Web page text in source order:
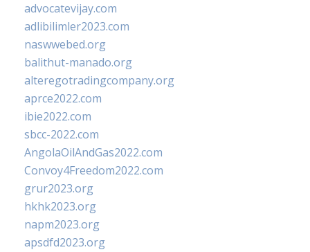
advocatevijay.com
adlibilimler2023.com
naswwebed.org
balithut-manado.org
alteregotradingcompany.org
aprce2022.com
ibie2022.com
sbcc-2022.com
AngolaOilAndGas2022.com
Convoy4Freedom2022.com
grur2023.org
hkhk2023.org
napm2023.org
apsdfd2023.org